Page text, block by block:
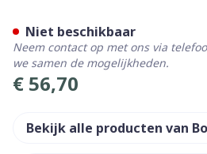
€ 56,70
Niet beschikbaar
Neem contact op met ons via
we samen de mogelijkheden.
Bekijk alle producten van